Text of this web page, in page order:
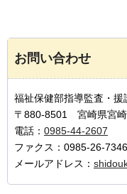
お問い合わせ
福祉保健部指導監査・
〒880-8501 宮崎県宮
電話： 0985-44-2607
ファクス：0985-26-7346
メールアドレス：